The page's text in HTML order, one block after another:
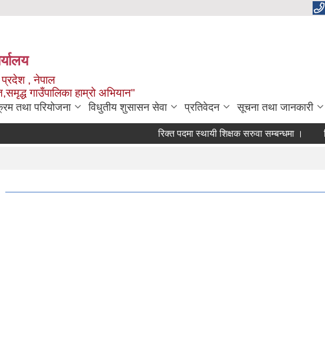
प्रदेश , नेपाल
गाउँपालिका हाम्रो अभियान"
तथा परियोजना विधुतीय शुसासन सेवा प्रतिवेदन सूचना तथा जानकारी
रिक्त पदमा स्थायी शिक्षक सरुवा सम्बन्धमा ।